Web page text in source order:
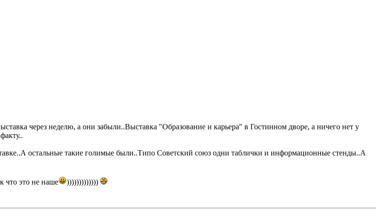
через неделю, а они забыли..Выставка "Образование и карьера" в Гостинном дворе, а ничего нет у
остальные такие голимые были..Типо Советский союз одни таблички и информационные стенды..А
что это не наше
)))))))))))))